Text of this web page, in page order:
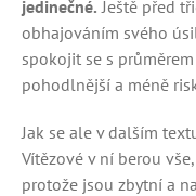
jedinečné. Ještě před
obhajováním svého
spokojit se s
pohodlnější a méně
Jak se ale v dalším
Vítězové v ní berou
protože jsou zbytní a